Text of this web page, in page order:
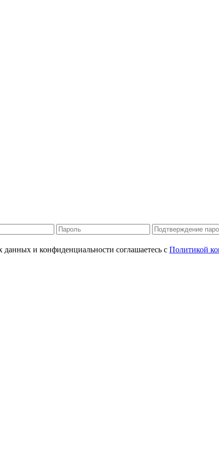
и конфиденциальности соглашаетесь с Политикой